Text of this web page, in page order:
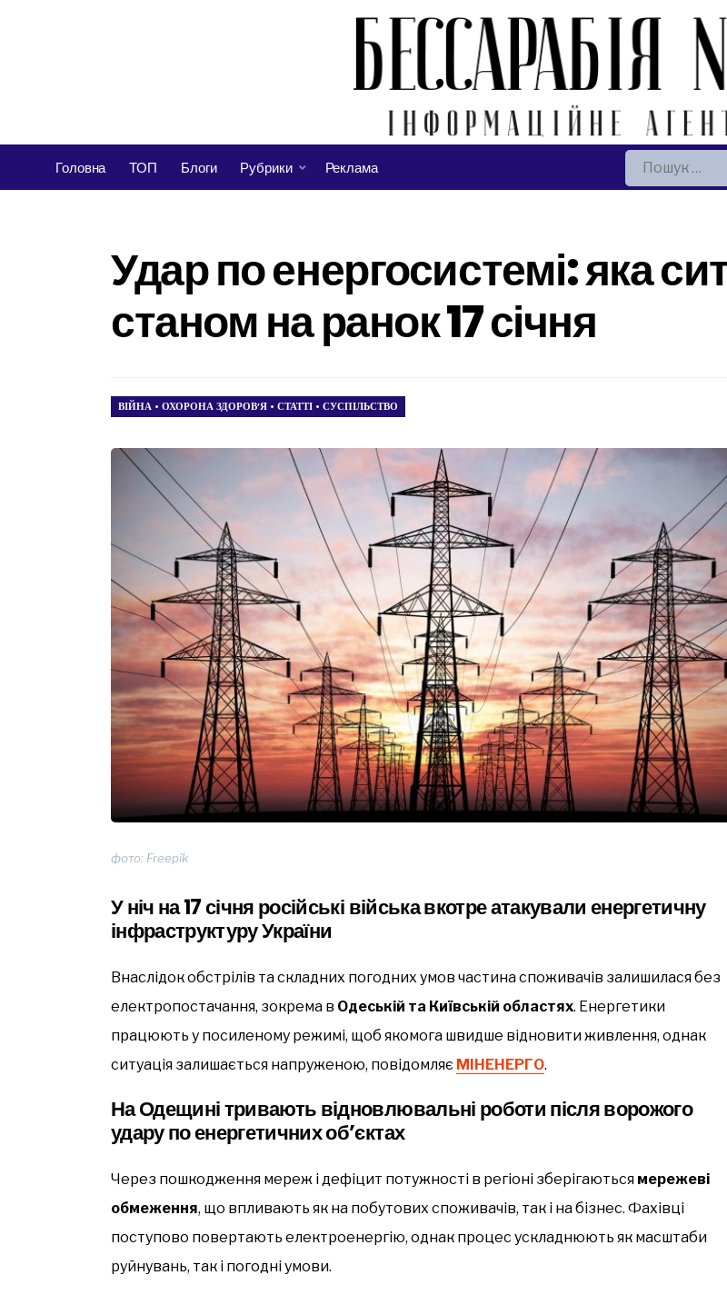
Головна ТОП Блоги Рубрики Реклама Пошук:
Удар по енергосистемі: яка
станом на ранок 17 січня
ВІЙНА • ОХОРОНА ЗДОРОВ’Я • СТАТТІ • СУСПІЛЬСТВО
фото: Freepik
У ніч на 17 січня російські війська вкотре атакували енергетичну
інфраструктуру України
Внаслідок обстрілів та складних погодних умов частина споживачів залишилася без
електропостачання, зокрема в Одеській та Київській областях. Енергетики
працюють у посиленому режимі, щоб якомога швидше відновити живлення, однак
ситуація залишається напруженою, повідомляє МІНЕНЕРГО.
На Одещині тривають відновлювальні роботи після ворожого
удару по енергетичних об’єктах
Через пошкодження мереж і дефіцит потужності в регіоні зберігаються мережеві
обмеження, що впливають як на побутових споживачів, так і на бізнес. Фахівці
поступово повертають електроенергію, однак процес ускладнюють як масштаби
руйнувань, так і погодні умови.